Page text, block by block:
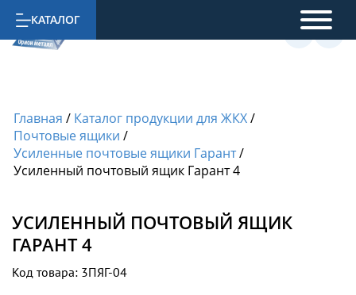
КАТАЛОГ
Главная / Каталог продукции для ЖКХ/
Почтовые ящики /
Усиленные почтовые ящики Гарант/
Усиленный почтовый ящик Гарант 4
УСИЛЕННЫЙ ПОЧТОВЫЙ ЯЩИК
ГАРАНТ 4
Код товара: 3ПЯГ-04